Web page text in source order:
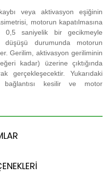
veya aktivasyon eşiğinin
motorun kapatılmasına
0,5 saniyelik bir gecikmeyle
durumunda motorun
Gerilim, aktivasyon geriliminin
kadar) üzerine çıktığında
gerçekleşecektir. Yukarıdaki
bağlantısı kesilir ve motor